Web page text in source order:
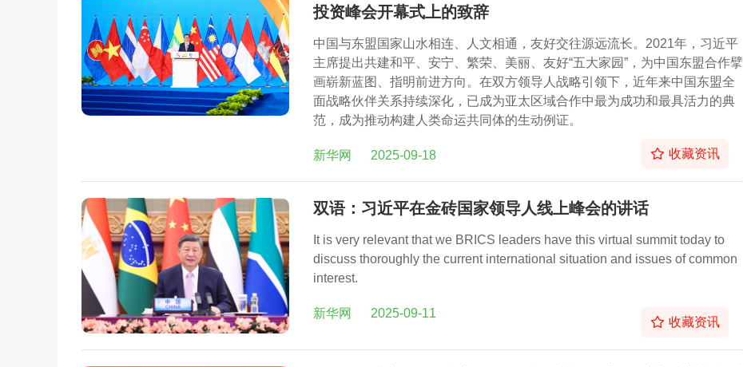
投资峰会开幕式上的致辞
中国与东盟国家山水相连、人文相通，友好交往源远流长。2021年，习近平
主席提出共建和平、安宁、繁荣、美丽、友好“五大家园”，为中国东盟合作擘
画崭新蓝图、指明前进方向。在双方领导人战略引领下，近年来中国东盟全
面战略伙伴关系持续深化，已成为亚太区域合作中最为成功和最具活力的典
范，成为推动构建人类命运共同体的生动例证。
新华网 2025-09-18 收藏资讯
双语：习近平在金砖国家领导人线上峰会的讲话
It is very relevant that we BRICS leaders have this virtual summit today to
discuss thoroughly the current international situation and issues of common
interest.
新华网 2025-09-11
收藏资讯